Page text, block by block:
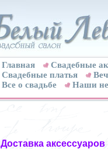
Главная
Свадебные
Cвадебные платья
Все о свадьбе
Наши
Доставка